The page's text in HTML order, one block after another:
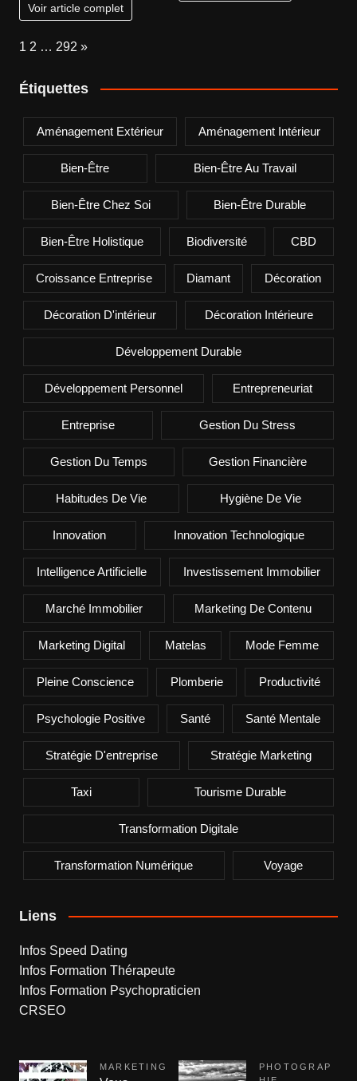
Voir article complet
Page:
1 2 … 292 Next
»
Étiquettes
Aménagement Extérieur Aménagement Intérieur
Bien-Être Bien-Être Au Travail
Bien-Être Chez Soi Bien-Être Durable
Bien-Être Holistique Biodiversité CBD
Croissance Entreprise Diamant Décoration
Décoration D'intérieur Décoration Intérieure
Développement Durable
Développement Personnel Entrepreneuriat
Entreprise Gestion Du Stress
Gestion Du Temps Gestion Financière
Habitudes De Vie Hygiène De Vie
Innovation Innovation Technologique
Intelligence Artificielle Investissement Immobilier
Marché Immobilier Marketing De Contenu
Marketing Digital Matelas Mode Femme
Pleine Conscience Plomberie Productivité
Psychologie Positive Santé Santé Mentale
Stratégie D'entreprise Stratégie Marketing
Taxi Tourisme Durable
Transformation Digitale
Transformation Numérique Voyage
Liens
Infos Speed Dating
Infos Formation Thérapeute
Infos Formation Psychopraticien
CRSEO
MARKETING
PHOTOGRAP